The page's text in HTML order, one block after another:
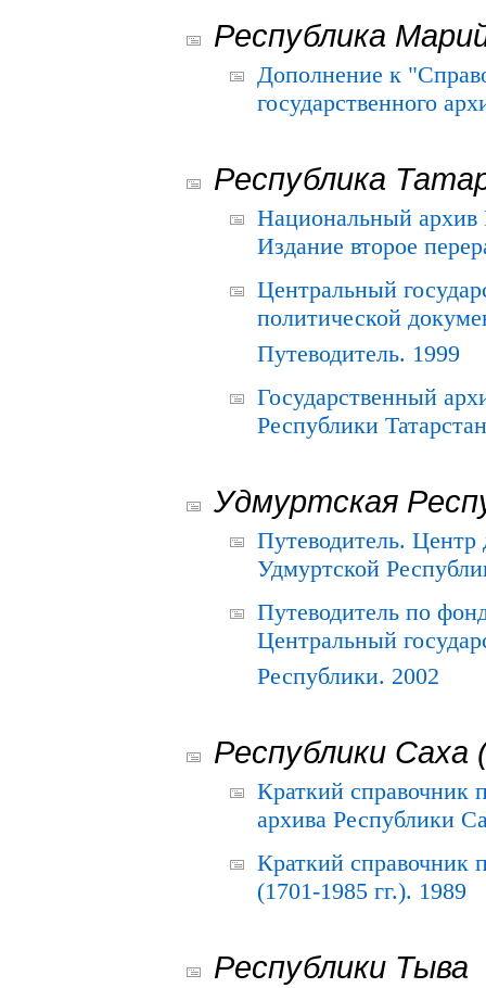
Республика
Дополнение к
государственного
Республика
Национальный архив
Издание второе
Центральный
политической
Путеводитель. 1999
Государственный
Республики
Удмуртская
Путеводитель.
Удмуртской
Путеводитель по
Центральный
Республики. 2002
Республики Саха
Краткий справочник
архива Республики
Краткий
(1701-1985 гг.). 1989
Республики Тыва